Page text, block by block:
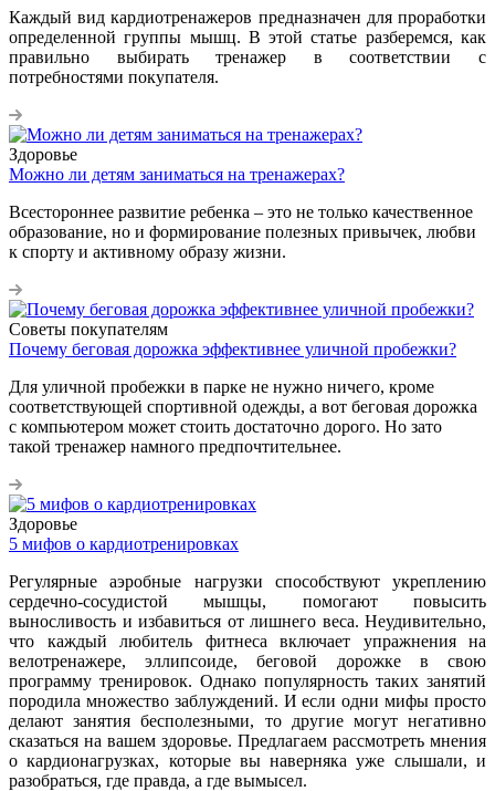
Каждый вид кардиотренажеров предназначен для проработки
определенной группы мышц. В этой статье разберемся, как
правильно выбирать тренажер в соответствии с
потребностями покупателя.
Здоровье
Можно ли детям заниматься на тренажерах?
Всестороннее развитие ребенка – это не только качественное
образование, но и формирование полезных привычек, любви
к спорту и активному образу жизни.
Советы покупателям
Почему беговая дорожка эффективнее уличной пробежки?
Для уличной пробежки в парке не нужно ничего, кроме
соответствующей спортивной одежды, а вот беговая дорожка
с компьютером может стоить достаточно дорого. Но зато
такой тренажер намного предпочтительнее.
Здоровье
5 мифов о кардиотренировках
Регулярные аэробные нагрузки способствуют укреплению
сердечно-сосудистой мышцы, помогают повысить
выносливость и избавиться от лишнего веса. Неудивительно,
что каждый любитель фитнеса включает упражнения на
велотренажере, эллипсоиде, беговой дорожке в свою
программу тренировок. Однако популярность таких занятий
породила множество заблуждений. И если одни мифы просто
делают занятия бесполезными, то другие могут негативно
сказаться на вашем здоровье. Предлагаем рассмотреть мнения
о кардионагрузках, которые вы наверняка уже слышали, и
разобраться, где правда, а где вымысел.